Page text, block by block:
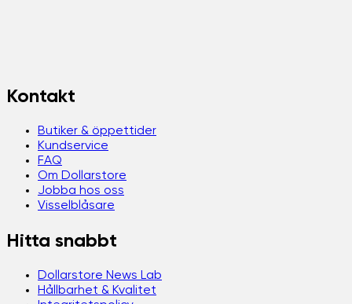
Kontakt
Butiker & öppettider
Kundservice
FAQ
Om Dollarstore
Jobba hos oss
Visselblåsare
Hitta snabbt
Dollarstore News Lab
Hållbarhet & Kvalitet